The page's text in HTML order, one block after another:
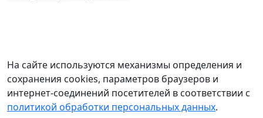
На сайте используются механизмы определения и
сохранения cookies, параметров браузеров и
интернет-соединений посетителей в соответствии с
политикой обработки персональных данных.